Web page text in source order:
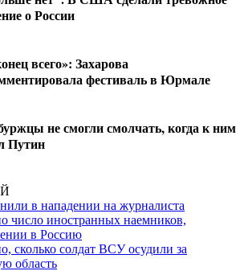
о России
всего»: Захарова
фестиваль в Юрмале
не смогли смолчать, когда к ним
Путин
в нападении на журналиста
число иностранных наемников,
в Россию
сколько солдат ВСУ осудили за
область